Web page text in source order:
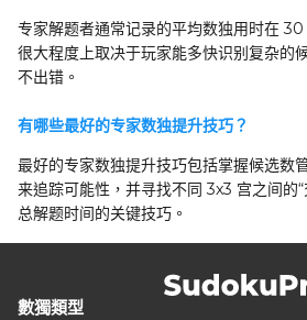
专家解题者通常记录的平均数独用时在
很大程度上取决于玩家能多快识别复杂的
不出错。
有哪些最好的专家数独提升技巧？
最好的专家数独提升技巧包括掌握候选数
来追踪可能性，并寻找不同 3x3 宫之间的
总解题时间的关键技巧。
數獨類型